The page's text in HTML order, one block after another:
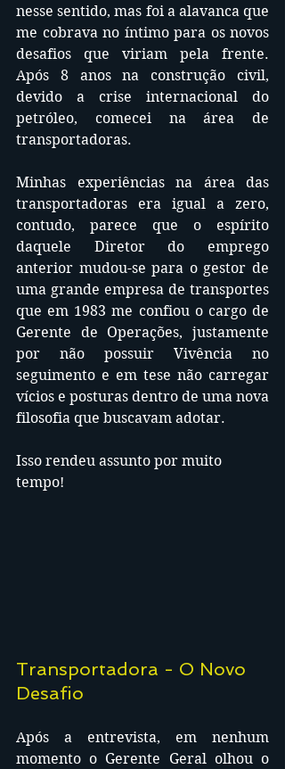
nesse sentido, mas foi a alavanca que
me cobrava no íntimo para os novos
desafios que viriam pela frente.
Após 8 anos na construção civil,
devido a crise internacional do
petróleo, comecei na área de
transportadoras.
Minhas experiências na área das
transportadoras era igual a zero,
contudo, parece que o espírito
daquele Diretor do emprego
anterior mudou-se para o gestor de
uma grande empresa de transportes
que em 1983 me confiou o cargo de
Gerente de Operações, justamente
por não possuir Vivência no
seguimento e em tese não carregar
vícios e posturas dentro de uma nova
filosofia que buscavam adotar.
Isso rendeu assunto por muito
tempo!
Transportadora - O Novo
Desafio
Após a entrevista, em nenhum
momento o Gerente Geral olhou o